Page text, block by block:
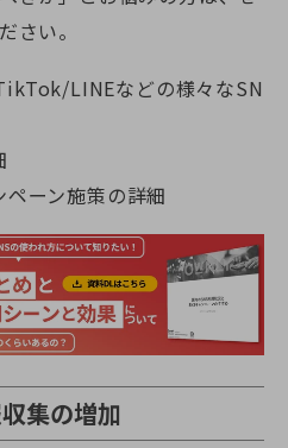
さい。
LINEなどの様々なSN
ーン施策の詳細
集の増加